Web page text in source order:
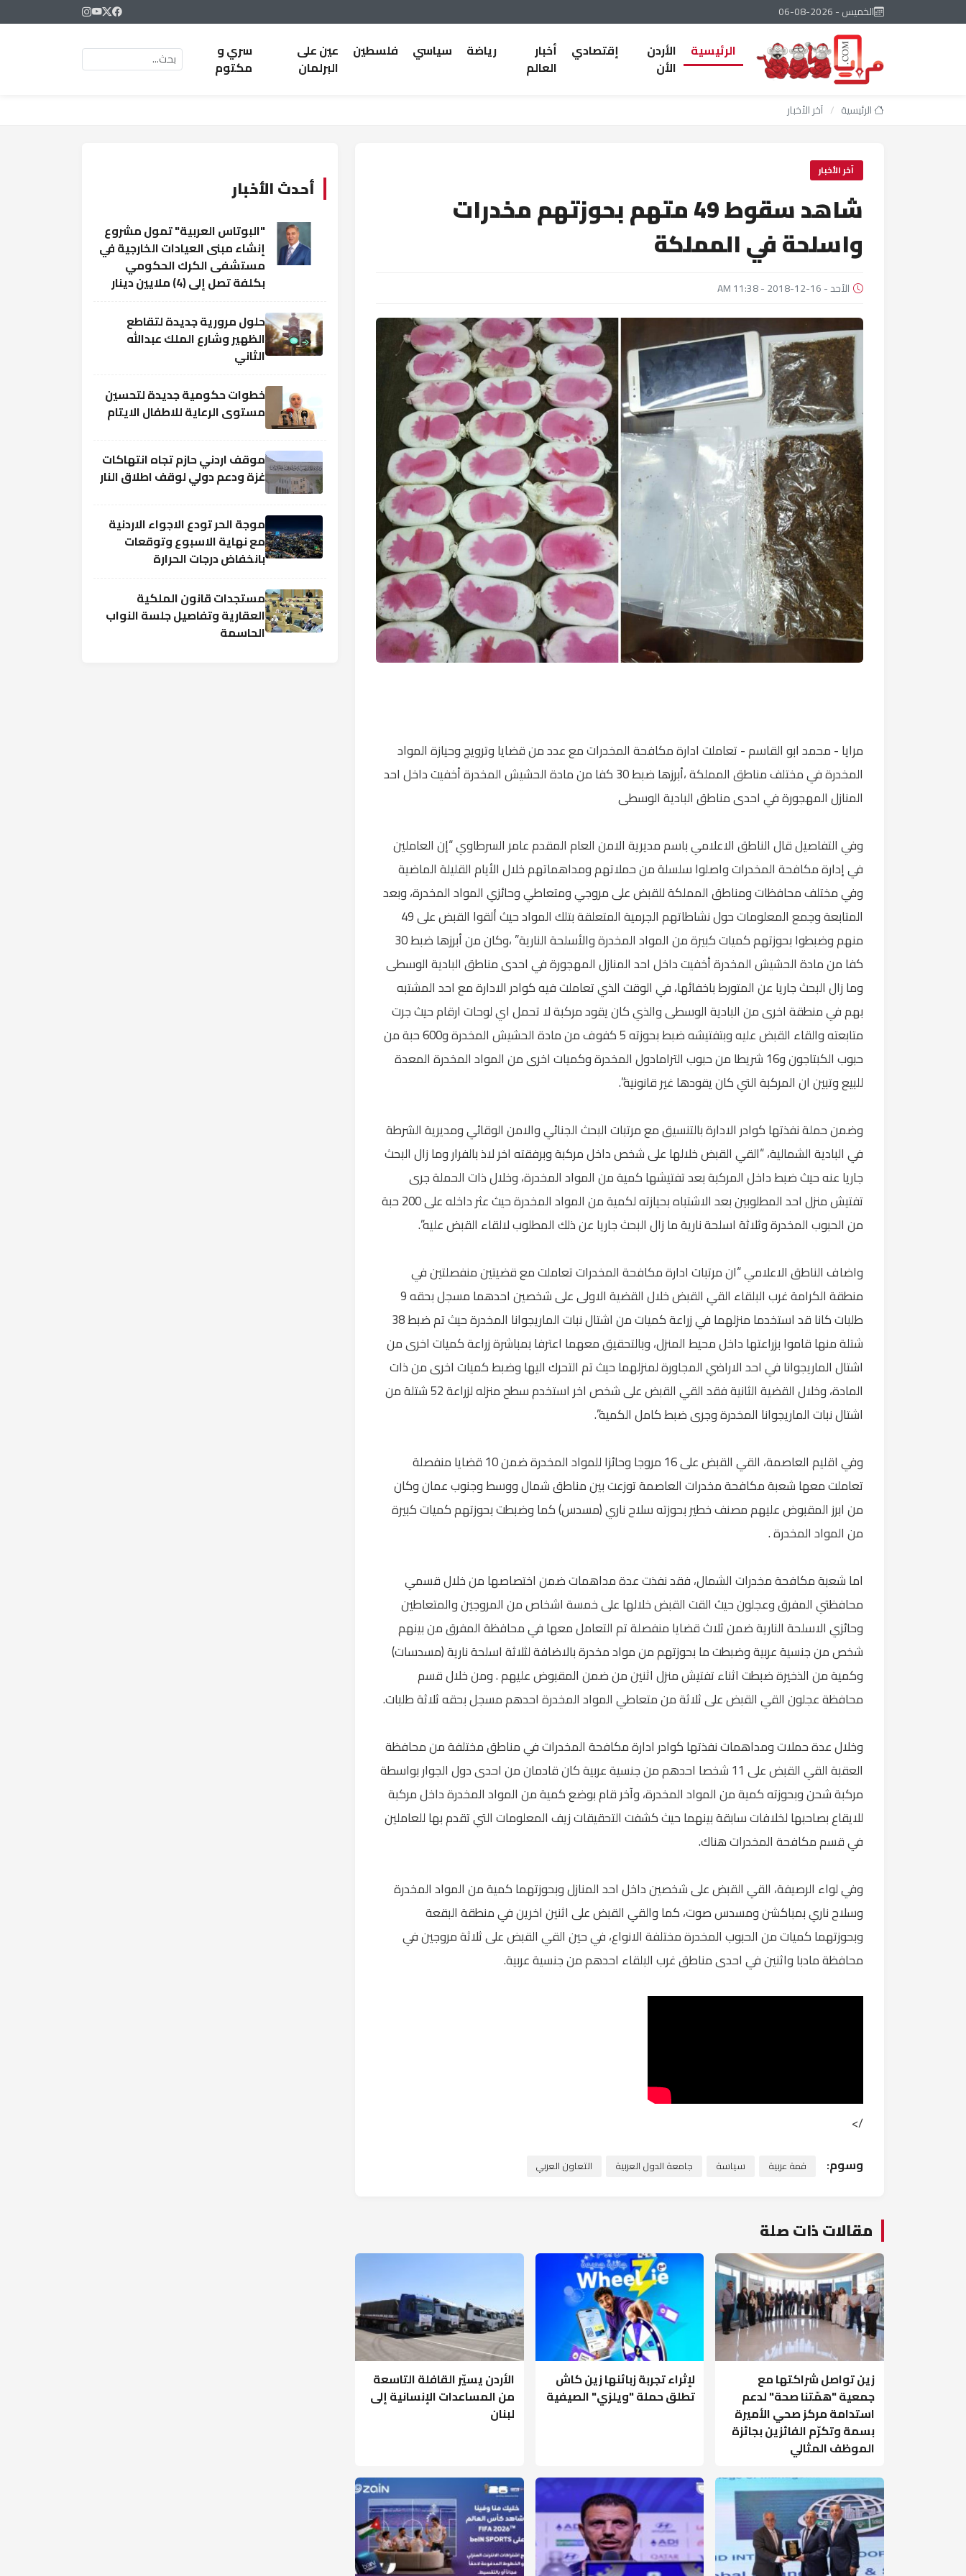
الخميس - 2026-08-06
الرئيسية
الأردن
الأن
إقتصادي
أخبار
العالم
رياضة سياسي فلسطين
عين على
البرلمان
سري و
مكتوم
الرئيسية / آخر الأخبار
آخر الأخبار
شاهد سقوط 49 متهم بحوزتهم مخدرات
واسلحة في المملكة
الأحد - 16-12-2018 - 11:38 AM
مرايا - محمد ابو القاسم - تعاملت ادارة مكافحة المخدرات مع عدد من قضايا وترويج وحيازة المواد
المخدرة في مختلف مناطق المملكة ،أبرزها ضبط 30 كفا من مادة الحشيش المخدرة أخفيت داخل احد
المنازل المهجورة في احدى مناطق البادية الوسطى
وفي التفاصيل قال الناطق الاعلامي باسم مديرية الامن العام المقدم عامر السرطاوي “إن العاملين
في إدارة مكافحة المخدرات واصلوا سلسلة من حملاتهم ومداهماتهم خلال الأيام القليلة الماضية
وفي مختلف محافظات ومناطق المملكة للقبض على مروجي ومتعاطي وحائزي المواد المخدرة، وبعد
المتابعة وجمع المعلومات حول نشاطاتهم الجرمية المتعلقة بتلك المواد حيث ألقوا القبض على 49
منهم وضبطوا بحوزتهم كميات كبيرة من المواد المخدرة والأسلحة النارية” ،وكان من أبرزها ضبط 30
كفا من مادة الحشيش المخدرة أخفيت داخل احد المنازل المهجورة في احدى مناطق البادية الوسطى
وما زال البحث جاريا عن المتورط باخفائها، في الوقت الذي تعاملت فيه كوادر الادارة مع احد المشتبه
بهم في منطقة اخرى من البادية الوسطى والذي كان يقود مركبة لا تحمل اي لوحات ارقام حيث جرت
متابعته والقاء القبض عليه وبتفتيشه ضبط بحوزته 5 كفوف من مادة الحشيش المخدرة و600 حبة من
حبوب الكبتاجون و16 شريطا من حبوب الترامادول المخدرة وكميات اخرى من المواد المخدرة المعدة
للبيع وتبين ان المركبة التي كان يقودها غير قانونية”.
وضمن حملة نفذتها كوادر الادارة بالتنسيق مع مرتبات البحث الجنائي والامن الوقائي ومديرية الشرطة
في البادية الشمالية، “القي القبض خلالها على شخص داخل مركبة وبرفقته اخر لاذ بالفرار وما زال البحث
جاريا عنه حيث ضبط داخل المركبة بعد تفتيشها كمية من المواد المخدرة، وخلال ذات الحملة جرى
تفتيش منزل احد المطلوبين بعد الاشتباه بحيازته لكمية من المواد المخدرة حيث عثر داخله على 200 حبة
من الحبوب المخدرة وثلاثة اسلحة نارية ما زال البحث جاريا عن ذلك المطلوب لالقاء القبض عليه”.
واضاف الناطق الاعلامي “ان مرتبات ادارة مكافحة المخدرات تعاملت مع قضيتين منفصلتين في
منطقة الكرامة غرب البلقاء القي القبض خلال القضية الاولى على شخصين احدهما مسجل بحقه 9
طلبات كانا قد استخدما منزلهما في زراعة كميات من اشتال نبات الماريجوانا المخدرة حيث تم ضبط 38
شتلة منها قاموا بزراعتها داخل محيط المنزل، وبالتحقيق معهما اعترفا بمباشرة زراعة كميات اخرى من
اشتال الماريجوانا في احد الاراضي المجاورة لمنزلهما حيث تم التحرك اليها وضبط كميات اخرى من ذات
المادة، وخلال القضية الثانية فقد القي القبض على شخص اخر استخدم سطح منزله لزراعة 52 شتلة من
اشتال نبات الماريجوانا المخدرة وجرى ضبط كامل الكمية”.
وفي اقليم العاصمة، القي القبض على 16 مروجا وحائزا للمواد المخدرة ضمن 10 قضايا منفصلة
تعاملت معها شعبة مكافحة مخدرات العاصمة توزعت بين مناطق شمال ووسط وجنوب عمان وكان
من ابرز المقبوض عليهم مصنف خطير بحوزته سلاح ناري (مسدس) كما وضبطت بحوزتهم كميات كبيرة
من المواد المخدرة .
اما شعبة مكافحة مخدرات الشمال، فقد نفذت عدة مداهمات ضمن اختصاصها من خلال قسمي
محافظتي المفرق وعجلون حيث القت القبض خلالها على خمسة اشخاص من المروجين والمتعاطين
وحائزي الاسلحة النارية ضمن ثلاث قضايا منفصلة تم التعامل معها في محافظة المفرق من بينهم
شخص من جنسية عربية وضبطت ما بحوزتهم من مواد مخدرة بالاضافة لثلاثة اسلحة نارية (مسدسات)
وكمية من الذخيرة ضبطت اثناء تفتيش منزل اثنين من ضمن المقبوض عليهم . ومن خلال قسم
محافظة عجلون القي القبض على ثلاثة من متعاطي المواد المخدرة احدهم مسجل بحقه ثلاثة طلبات.
وخلال عدة حملات ومداهمات نفذتها كوادر ادارة مكافحة المخدرات في مناطق مختلفة من محافظة
العقبة القي القبض على 11 شخصا احدهم من جنسية عربية كان قادمان من احدى دول الجوار بواسطة
مركبة شحن وبحوزته كمية من المواد المخدرة، وآخر قام بوضع كمية من المواد المخدرة داخل مركبة
للايقاع بصاحبها لخلافات سابقة بينهما حيث كشفت التحقيقات زيف المعلومات التي تقدم بها للعاملين
في قسم مكافحة المخدرات هناك.
وفي لواء الرصيفة، القي القبض على شخصين داخل احد المنازل وبحوزتهما كمية من المواد المخدرة
وسلاح ناري بمباكشن ومسدس صوت، كما والقي القبض على اثنين اخرين في منطقة البقعة
وبحوزتهما كميات من الحبوب المخدرة مختلفة الانواع، في حين القي القبض على ثلاثة مروجين في
محافظة مادبا واثنين في احدى مناطق غرب البلقاء احدهم من جنسية عربية.
/>
وسوم: قمة عربية سياسة جامعة الدول العربية التعاون العربي
مقالات ذات صلة
زين تواصل شراكتها مع
جمعية "همّتنا صحة" لدعم
استدامة مركز صحي الأميرة
بسمة وتكرّم الفائزين بجائزة
الموظف المثالي
لإثراء تجربة زبائنها زين كاش
تطلق حملة "ويلزي" الصيفية
الأردن يسيّر القافلة التاسعة
من المساعدات الإنسانية إلى
لبنان
أحدث الأخبار
"البوتاس العربية" تمول مشروع
إنشاء مبنى العيادات الخارجية في
مستشفى الكرك الحكومي
بكلفة تصل إلى (4) ملايين دينار
حلول مرورية جديدة لتقاطع
الظهير وشارع الملك عبدالله
الثاني
خطوات حكومية جديدة لتحسين
مستوى الرعاية للاطفال الايتام
موقف اردني حازم تجاه انتهاكات
غزة ودعم دولي لوقف اطلاق النار
موجة الحر تودع الاجواء الاردنية
مع نهاية الاسبوع وتوقعات
بانخفاض درجات الحرارة
مستجدات قانون الملكية
العقارية وتفاصيل جلسة النواب
الحاسمة